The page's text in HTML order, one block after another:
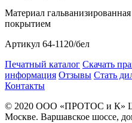
Материал
покрытием
Артикул 64-1120/бел
Печатный каталог Скачать
информация Отзывы Стать
Контакты
© 2020 ООО «ПРОТОС и К»
Москве. Варшавское шоссе,